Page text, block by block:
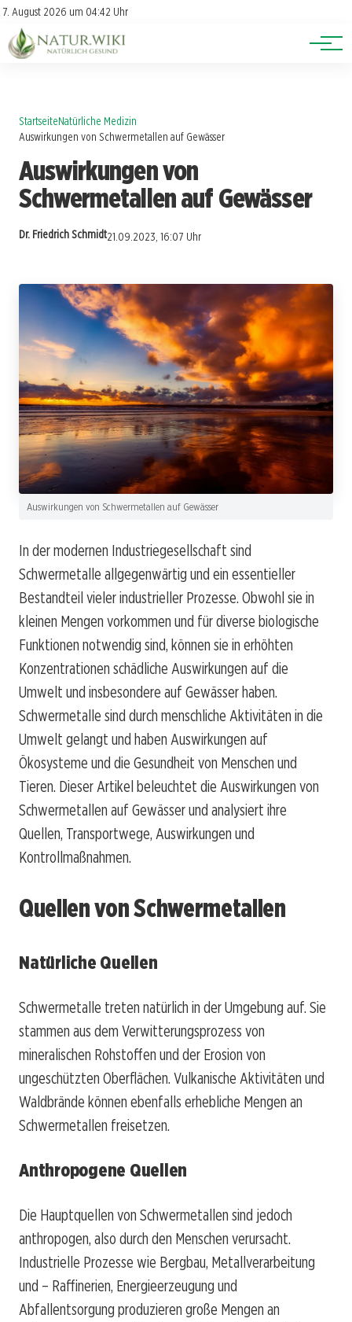
7. August 2026 um 04:42 Uhr
Account
Newsletter
Lexikon
Themen
StartseiteNatürliche Medizin
Auswirkungen von Schwermetallen auf Gewässer
Auswirkungen von
Schwermetallen auf Gewässer
Dr. Friedrich Schmidt21.09.2023, 16:07 Uhr
Auswirkungen von Schwermetallen auf Gewässer
In der modernen Industriegesellschaft sind
Schwermetalle allgegenwärtig und ein essentieller
Bestandteil vieler industrieller Prozesse. Obwohl sie in
kleinen Mengen vorkommen und für diverse biologische
Funktionen notwendig sind, können sie in erhöhten
Konzentrationen schädliche Auswirkungen auf die
Umwelt und insbesondere auf Gewässer haben.
Schwermetalle sind durch menschliche Aktivitäten in die
Umwelt gelangt und haben Auswirkungen auf
Ökosysteme und die Gesundheit von Menschen und
Tieren. Dieser Artikel beleuchtet die Auswirkungen von
Schwermetallen auf Gewässer und analysiert ihre
Quellen, Transportwege, Auswirkungen und
Kontrollmaßnahmen.
Quellen von Schwermetallen
Natürliche Quellen
Schwermetalle treten natürlich in der Umgebung auf. Sie
stammen aus dem Verwitterungsprozess von
mineralischen Rohstoffen und der Erosion von
ungeschützten Oberflächen. Vulkanische Aktivitäten und
Waldbrände können ebenfalls erhebliche Mengen an
Schwermetallen freisetzen.
Anthropogene Quellen
Die Hauptquellen von Schwermetallen sind jedoch
anthropogen, also durch den Menschen verursacht.
Industrielle Prozesse wie Bergbau, Metallverarbeitung
und – Raffinerien, Energieerzeugung und
Abfallentsorgung produzieren große Mengen an